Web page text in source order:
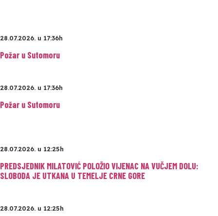
28.07.2026. u 17:36h
Požar u Sutomoru
28.07.2026. u 17:36h
Požar u Sutomoru
28.07.2026. u 12:25h
PREDSJEDNIK MILATOVIĆ POLOŽIO VIJENAC NA VUČJEM DOLU:
SLOBODA JE UTKANA U TEMELJE CRNE GORE
28.07.2026. u 12:25h